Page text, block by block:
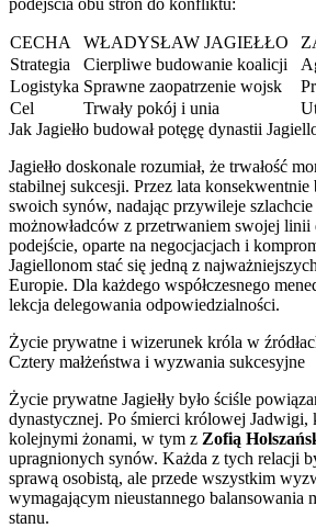
CECHA WŁADYSŁAW JAGIEŁŁO
Strategia
Cierpliwe budowanie koalicji
Logistyka Sprawne zaopatrzenie wojsk
Cel
Trwały pokój i unia
Jak Jagiełło budował potęgę dynastii
Jagiełło doskonale rozumiał, że trwałość
stabilnej sukcesji. Przez lata konsekwentnie
swoich synów, nadając przywileje
możnowładców z przetrwaniem swojej linii
podejście, oparte na negocjacjach i
Jagiellonom stać się jedną z
Europie. Dla każdego współczesnego
lekcja delegowania odpowiedzialności.
Życie prywatne i wizerunek króla w
Cztery małżeństwa i wyzwania sukcesyjne
Życie prywatne Jagiełły było ściśle
dynastycznej. Po śmierci królowej Jadwigi,
kolejnymi żonami, w tym z Zofią
upragnionych synów. Każda z tych relacji
sprawą osobistą, ale przede wszystkim
wymagającym nieustannego balansowania
stanu.